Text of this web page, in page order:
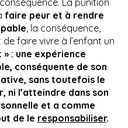
La punition
faire peur et à rendre
, la conséquence,
de faire vivre à l’enfant un
: une expérience
conséquente de son
sans toutefois le
ni l’atteindre dans son
et a comme
de le responsabiliser.